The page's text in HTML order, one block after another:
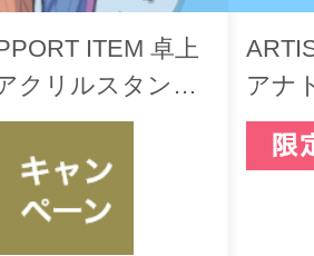
ITEM 卓上
クリルスタンド
アナ
（男